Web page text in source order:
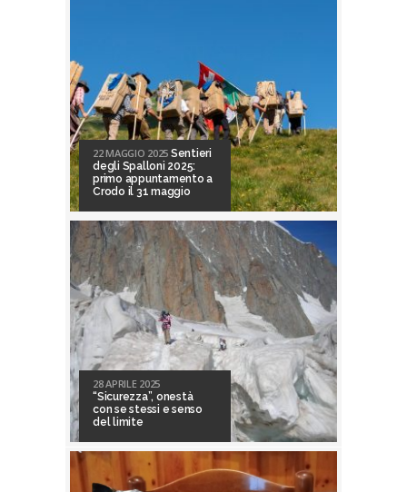
22 MAGGIO 2025 Sentieri
degli Spalloni 2025:
primo appuntamento a
Crodo il 31 maggio
28 APRILE 2025
“Sicurezza”, onestà
con se stessi e senso
del limite